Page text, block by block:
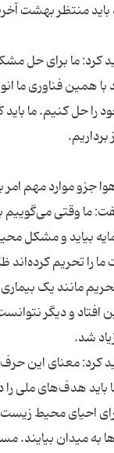
منتظر بهشت
کرد: ما برای حل
با همین فناوری ما
حل کنیم. ما باید
ما وقتی
بیاید و مشکل
تحریم مانند یک
افتاد و دیگر
معنای این حرف
احیای محیط زیست
به میدان بیایند.